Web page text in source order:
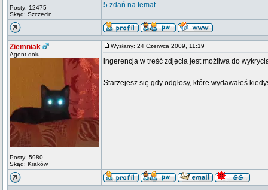
Posty: 12475
Skąd: Szczecin
5 zdań na temat
Ziemniak
Agent dołu
Posty: 5980
Skąd: Kraków
Wysłany: 24 Czerwca 2009, 11:19
ingerencja w treść zdjęcia jest możliwa do
Starzejesz się gdy odgłosy, które wydawałeś